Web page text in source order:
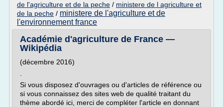
de l'agriculture et de la peche / ministere de l agriculture et
de la peche / ministere de l'agriculture et de
l'environnement france
Académie d'agriculture de France —
Wikipédia
(décembre 2016)
Si vous disposez d'ouvrages ou d'articles de référence ou
si vous connaissez des sites web de qualité traitant du
thème abordé ici, merci de compléter l'article en donnant